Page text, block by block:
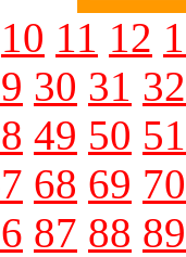
10 11 12
30 31 32
49 50 51
68 69 70
87 88 89